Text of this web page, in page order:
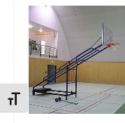
Zmeniť veľkosť písma